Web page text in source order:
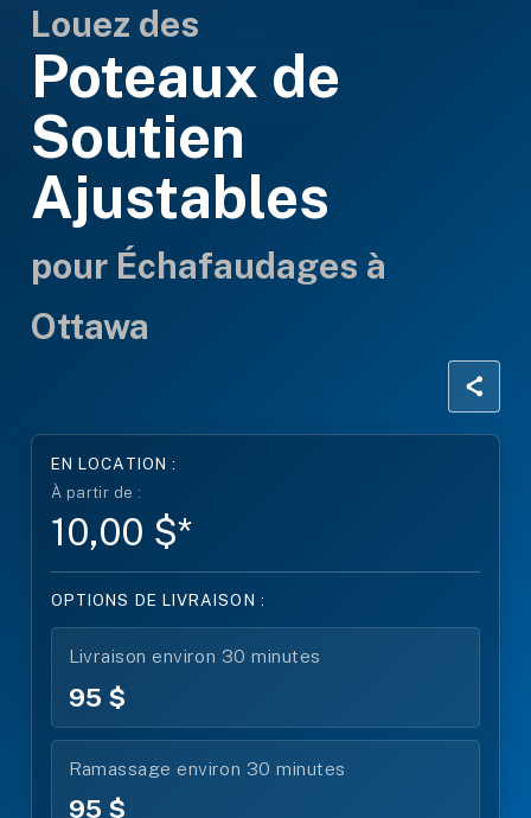
Louez des
Poteaux de
Soutien
Ajustables
pour Échafaudages à
Ottawa
EN LOCATION :
À partir de :
10,00 $*
OPTIONS DE LIVRAISON :
Livraison environ 30 minutes
95 $
Ramassage environ 30 minutes
95 $